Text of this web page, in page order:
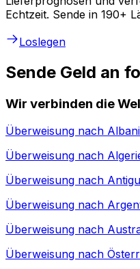
Echtzeit. Sende in 190+
Loslegen
Sende Geld an
Wir verbinden die
Überweisung nach
Überweisung nach
Überweisung nach
Überweisung nach
Überweisung nach
Überweisung nach